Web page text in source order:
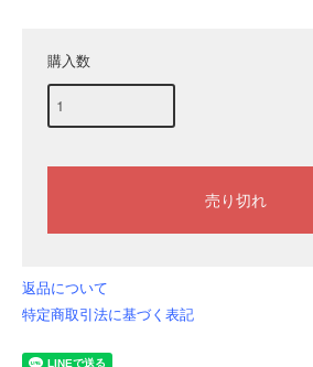
購入数
返品について
特定商取引法に基づく表記